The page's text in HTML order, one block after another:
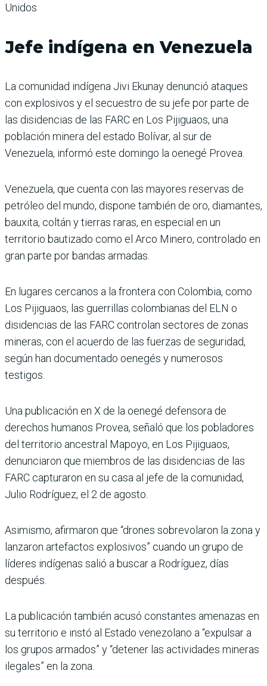
Unidos
Jefe indígena en Venezuela
La comunidad indígena Jivi Ekunay denunció ataques
con explosivos y el secuestro de su jefe por parte de
las disidencias de las FARC en Los Pijiguaos, una
población minera del estado Bolívar, al sur de
Venezuela, informó este domingo la oenegé Provea.
Venezuela, que cuenta con las mayores reservas de
petróleo del mundo, dispone también de oro, diamantes,
bauxita, coltán y tierras raras, en especial en un
territorio bautizado como el Arco Minero, controlado en
gran parte por bandas armadas.
En lugares cercanos a la frontera con Colombia, como
Los Pijiguaos, las guerrillas colombianas del ELN o
disidencias de las FARC controlan sectores de zonas
mineras, con el acuerdo de las fuerzas de seguridad,
según han documentado oenegés y numerosos
testigos.
Una publicación en X de la oenegé defensora de
derechos humanos Provea, señaló que los pobladores
del territorio ancestral Mapoyo, en Los Pijiguaos,
denunciaron que miembros de las disidencias de las
FARC capturaron en su casa al jefe de la comunidad,
Julio Rodríguez, el 2 de agosto.
Asimismo, afirmaron que “drones sobrevolaron la zona y
lanzaron artefactos explosivos” cuando un grupo de
líderes indígenas salió a buscar a Rodríguez, días
después.
La publicación también acusó constantes amenazas en
su territorio e instó al Estado venezolano a “expulsar a
los grupos armados” y “detener las actividades mineras
ilegales” en la zona.